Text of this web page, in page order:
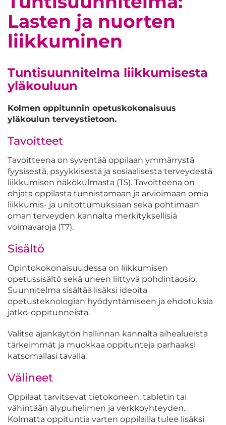
Lasten ja nuorten
liikkuminen
Tuntisuunnitelma liikkumisesta
yläkouluun
Kolmen oppitunnin opetuskokonaisuus
yläkoulun terveystietoon.
Tavoitteet
Tavoitteena on syventää oppilaan ymmärrystä
fyysisestä, psyykkisestä ja sosiaalisesta terveydestä
liikkumisen näkökulmasta (T5). Tavoitteena on
ohjata oppilasta tunnistamaan ja arvioimaan omia
liikkumis- ja unitottumuksiaan sekä pohtimaan
oman terveyden kannalta merkityksellisiä
voimavaroja (T7).
Sisältö
Opintokokonaisuudessa on liikkumisen
opetussisältö sekä uneen liittyvä pohdintaosio.
Suunnitelma sisältää lisäksi ideoita
opetusteknologian hyödyntämiseen ja ehdotuksia
jatko-oppitunneista.
Valitse ajankäytön hallinnan kannalta aihealueista
tärkeimmät ja muokkaa oppitunteja parhaaksi
katsomallasi tavalla.
Välineet
Oppilaat tarvitsevat tietokoneen, tabletin tai
vähintään älypuhelimen ja verkkoyhteyden.
Kolmatta oppituntia varten oppilailla tulee lisäksi